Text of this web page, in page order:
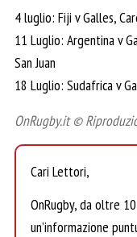
4 luglio: Fiji v Galles,
11 Luglio: Argentina v
San Juan
18 Luglio: Sudafrica v
OnRugby.it ©
Cari Lettori,
OnRugby, da oltre
un’informazione